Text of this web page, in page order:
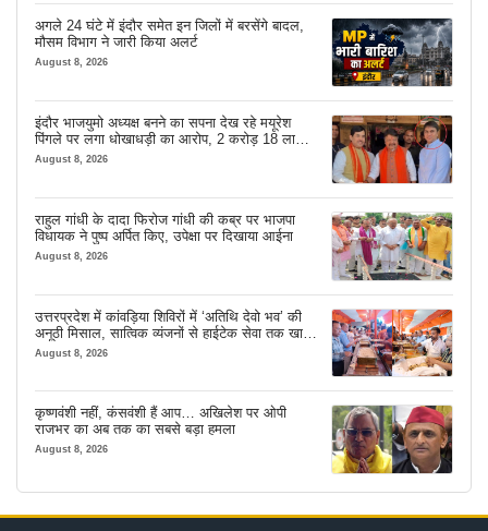
अगले 24 घंटे में इंदौर समेत इन जिलों में बरसेंगे बादल,
मौसम विभाग ने जारी किया अलर्ट
August 8, 2026
इंदौर भाजयुमो अध्यक्ष बनने का सपना देख रहे मयूरेश
पिंगले पर लगा धोखाधड़ी का आरोप, 2 करोड़ 18 लाख
लेने के बाद भी नहीं दिया जमीन का कब्जा
August 8, 2026
राहुल गांधी के दादा फिरोज गांधी की कब्र पर भाजपा
विधायक ने पुष्प अर्पित किए, उपेक्षा पर दिखाया आईना
August 8, 2026
उत्तरप्रदेश में कांवड़िया शिविरों में ‘अतिथि देवो भव’ की
अनूठी मिसाल, सात्विक व्यंजनों से हाईटेक सेवा तक खास
इंतजाम
August 8, 2026
कृष्णवंशी नहीं, कंसवंशी हैं आप… अखिलेश पर ओपी
राजभर का अब तक का सबसे बड़ा हमला
August 8, 2026